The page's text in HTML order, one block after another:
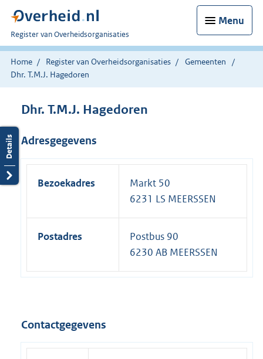
Menu
U
bent
nu
hier:
Register van Overheidsorganisaties
Home Register van Overheidsorganisaties
Gemeenten
Dhr. T.M.J. Hagedoren
Dhr. T.M.J. Hagedoren
Adresgegevens
Bezoekadres
Markt 50
6231 LS MEERSSEN
Postadres
Postbus 90
6230 AB MEERSSEN
Contactgegevens